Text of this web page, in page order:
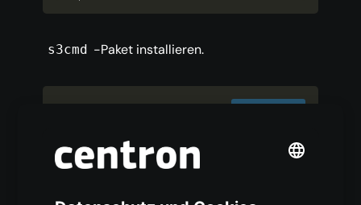
s3cmd -Paket installieren.
$ sudo dnf install